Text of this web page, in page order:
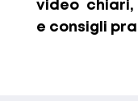
video
e consigli